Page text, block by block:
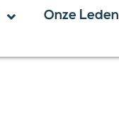
Onze Leden